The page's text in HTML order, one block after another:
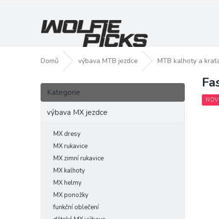
Domů výbava MTB jezdce MTB kalhoty a
P
s
Přeskočit
kategorie
Kategorie
výbava MX jezdce
MX dresy
MX rukavice
MX zimní rukavice
MX kalhoty
MX helmy
MX ponožky
funkční oblečení